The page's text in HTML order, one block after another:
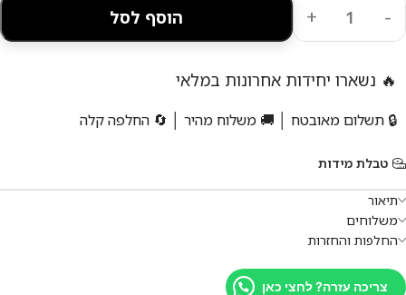
הוסף לסל
🔥 נשארו יחידות אחרונות במלאי
🔒 תשלום מאובטח │ 🚚 משלוח מהיר │ 🔄 החלפה קלה
טבלת מידות
תיאור
משלוחים
החלפות והחזרות
צריכה עזרה? לחצי כאן